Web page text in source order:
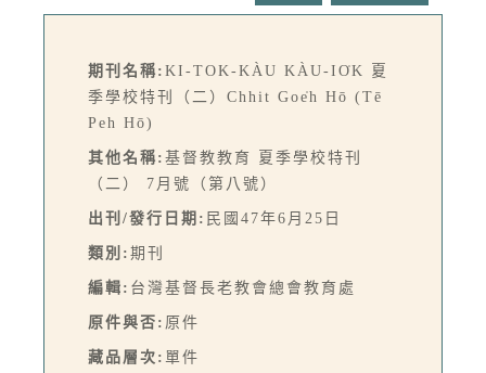
期刊名稱: KI-TOK-KÀU KÀU-IO̍K 夏
季學校特刊（二）Chhit Goe̍h Hō (Tē
Peh Hō)
其他名稱: 基督教教育 夏季學校特刊
（二） 7月號（第八號）
出刊/發行日期: 民國47年6月25日
類別: 期刊
編輯: 台灣基督長老教會總會教育處
原件與否: 原件
藏品層次: 單件